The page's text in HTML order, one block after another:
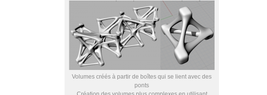
Volumes créés à partir de boîtes qui se lient avec des
ponts